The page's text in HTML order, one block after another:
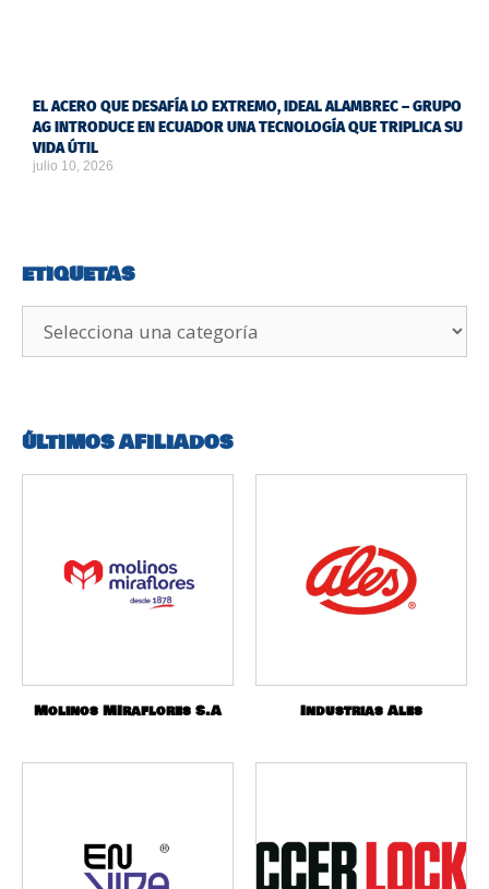
EL ACERO QUE DESAFÍA LO EXTREMO, IDEAL ALAMBREC – GRUPO
AG INTRODUCE EN ECUADOR UNA TECNOLOGÍA QUE TRIPLICA SU
VIDA ÚTIL
julio 10, 2026
ETIQUETAS
ÚLTIMOS AFILIADOS
Molinos MIraflores S.A Industrias Ales